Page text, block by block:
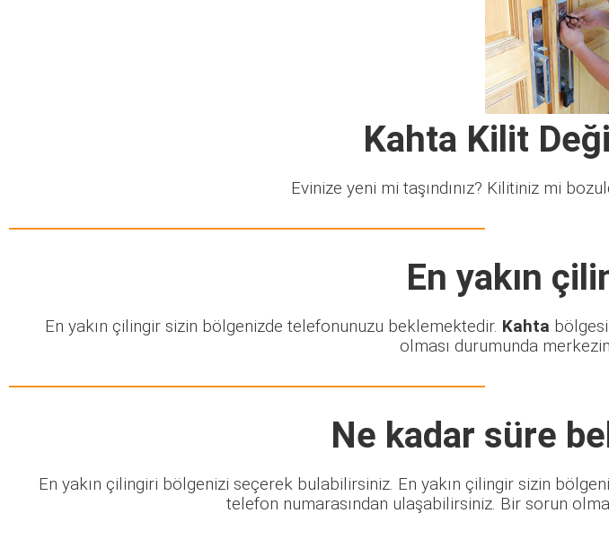
Kahta Kilit
Evinize yeni mi taşındınız? Kilitiniz mi
En yakın
En yakın çilingir sizin bölgenizde telefonunuzu beklemektedir. Kahta
olması durumunda
Ne kadar süre
En yakın çilingiri bölgenizi seçerek bulabilirsiniz. En yakın çilingir sizin
telefon numarasından ulaşabilirsiniz. Bir sorun